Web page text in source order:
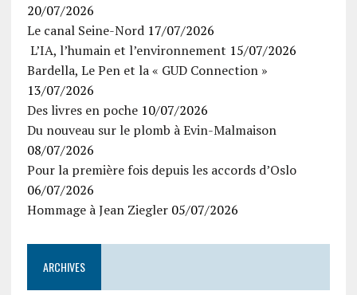
20/07/2026
Le canal Seine-Nord 17/07/2026
L’IA, l’humain et l’environnement 15/07/2026
Bardella, Le Pen et la « GUD Connection »
13/07/2026
Des livres en poche 10/07/2026
Du nouveau sur le plomb à Evin-Malmaison
08/07/2026
Pour la première fois depuis les accords d’Oslo
06/07/2026
Hommage à Jean Ziegler 05/07/2026
ARCHIVES